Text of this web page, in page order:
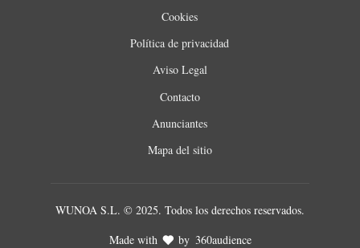
Cookies
Política de privacidad
Aviso Legal
Contacto
Anunciantes
Mapa del sitio
WUNOA S.L. © 2025. Todos los derechos reservados.
Made with
by 360audience